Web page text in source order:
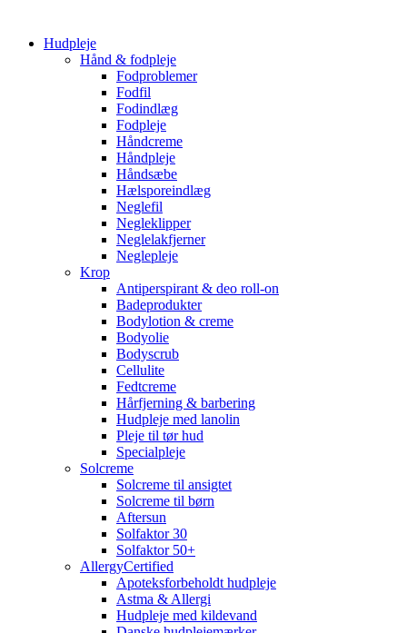
Hudpleje
Hånd & fodpleje
Fodproblemer
Fodfil
Fodindlæg
Fodpleje
Håndcreme
Håndpleje
Håndsæbe
Hælsporeindlæg
Neglefil
Negleklipper
Neglelakfjerner
Neglepleje
Krop
Antiperspirant & deo roll-on
Badeprodukter
Bodylotion & creme
Bodyolie
Bodyscrub
Cellulite
Fedtcreme
Hårfjerning & barbering
Hudpleje med lanolin
Pleje til tør hud
Specialpleje
Solcreme
Solcreme til ansigtet
Solcreme til børn
Aftersun
Solfaktor 30
Solfaktor 50+
AllergyCertified
Apoteksforbeholdt hudpleje
Astma & Allergi
Hudpleje med kildevand